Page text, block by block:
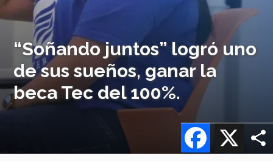
“Soñando juntos” logró uno
de sus sueños, ganar la
beca Tec del 100%.
X
Facebook